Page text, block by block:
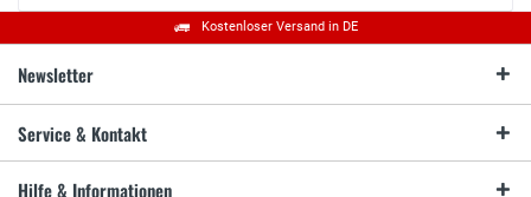
Kostenloser Versand in DE
Newsletter
Service & Kontakt
Hilfe & Informationen